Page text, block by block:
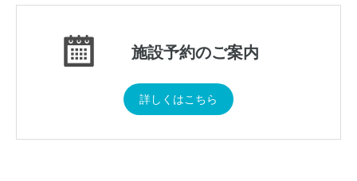
施設予約のご案内
詳しくはこちら